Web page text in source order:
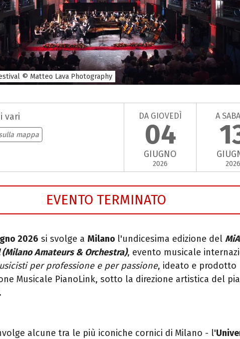
© Matteo Lava Photography
vari
mappa
DA GIOVEDÌ
04
GIUGNO
2026
A
2026
EVENTO TERMINATO
2026 si svolge a Milano l'undicesima edizione del
Amateurs & Orchestra), evento musicale
per professione e per passione, ideato e prodotto
Musicale PianoLink, sotto la direzione artistica del
alcune tra le più iconiche cornici di Milano - l'